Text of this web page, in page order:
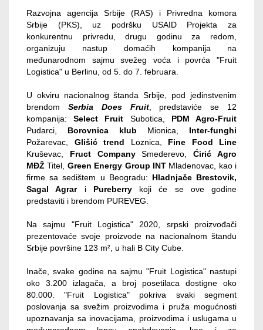
Razvojna agencija Srbije (RAS) i Privredna komora
Srbije (PKS), uz podršku USAID Projekta za
konkurentnu privredu, drugu godinu za redom,
organizuju nastup domaćih kompanija na
međunarodnom sajmu svežeg voća i povrća "Fruit
Logistica" u Berlinu, od 5. do 7. februara.
U okviru nacionalnog štanda Srbije, pod jedinstvenim
brendom Serbia Does Fruit, predstaviće se 12
kompanija:Select Fruit Subotica, PDM Agro-Fruit
Pudarci, Borovnica klub Mionica, Inter-funghi
Požarevac, Glišić trend Loznica, Fine Food Line
Kruševac, Fruct CompanySmederevo,Ćirić Agro
MĐŽ Titel, Green Energy Group INTMladenovac, kao i
firme sa sedištem u Beogradu: Hladnjače Brestovik,
Sagal Agrar iPureberrykoji će se ove godine
predstaviti i brendom PUREVEG.
Na sajmu "Fruit Logistica" 2020, srpski proizvođači
prezentovaće svoje proizvode na nacionalnom štandu
Srbije površine 123 m², u hali B City Cube.
Inače, svake godine na sajmu "Fruit Logistica" nastupi
oko 3.200 izlagača, a broj posetilaca dostigne oko
80.000. "Fruit Logistica" pokriva svaki segment
poslovanja sa svežim proizvodima i pruža mogućnosti
upoznavanja sa inovacijama, proizvodima i uslugama u